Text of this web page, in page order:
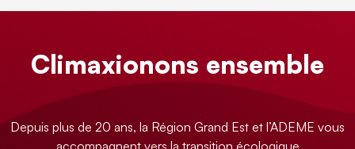
Climaxionons ensemble
Depuis plus de 20 ans, la Région Grand Est et l’ADEME vous